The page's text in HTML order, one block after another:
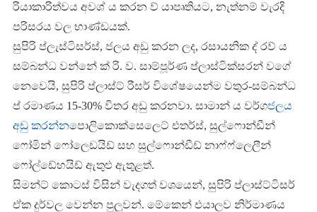
රියාකාරිත්වය අවශ් ය කරන ව් යාපෘතියට, නැත්නම් වැරදි
පරිසරය වල භාණ්ඩයක්.
සුපිරි ප්ලැස්ටිසර්ස්, ජලය අඩු කරන ලද, රසායනික ද් රව් ය
සම්බන්ධ වන්නේ ක් රි. ව. සාම්පූර්ණ ප්ලාස්ටික්සරන් වගේ
නෙවෙයි, සුපිරි ප්ලාස්ට් රීසර් විශේෂයෙන්ම වතුර-සම්බන්ධ
ප් රමාණය 15-30% විතර අඩු කරනවා. සාමාන් ය වර්ගජලය
අඩු කරන්නපොලිකොක්සෙලෙට් එතර්ස්, සුල්ෆොන්ඩීන්
ෆෝමින් ෆෝලෙඩයිඩ් සහ සුල්ෆොන්ඩීඩ් නාෆ්ෆ්ලෙලීන්
ෆෝල්ඩේහයිඩ් ඇතුළු ඇතුළත්.
සිමන්ට් කොටස් විසින් වැදගත් වශයෙන්, සුපිරි ප්ලාස්ට්ටිසර්
ඒක දුර්වල වෙන්න පුලුවන්. මේකෙන් එයාලව නිර්මාණය